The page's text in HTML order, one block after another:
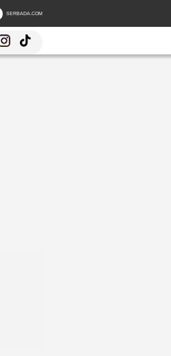
SERBADA.COM